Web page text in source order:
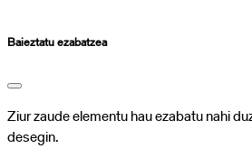
Baieztatu ezabatzea
Ziur zaude elementu hau ezabatu nahi
desegin.